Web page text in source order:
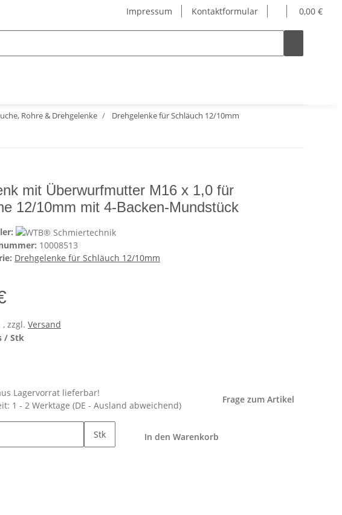
Impressum Kontaktformular 0,00 €
Rohre & Drehgelenke
Drehgelenke für Schläuch 12/10mm
mit Überwurfmutter M16 x 1,0 für
12/10mm mit 4-Backen-Mundstück
10008513
Drehgelenke für Schläuch 12/10mm
, zzgl. Versand
/ Stk
Lagervorrat lieferbar!
1 - 2 Werktage (DE - Ausland abweichend)
Frage zum Artikel
Stk In den Warenkorb